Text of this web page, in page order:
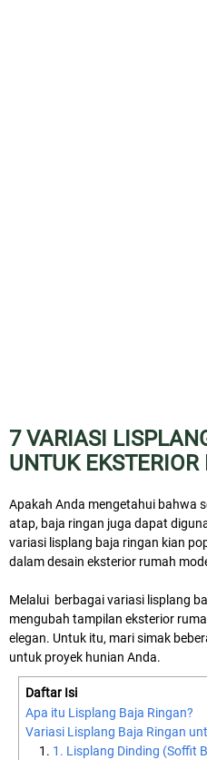
7 VARIASI
UNTUK EKSTERIOR
Apakah Anda mengetahui bahwa
atap, baja ringan juga dapat
variasi lisplang baja ringan kian
dalam desain eksterior rumah
Melalui berbagai variasi lisplang
mengubah tampilan eksterior
elegan. Untuk itu, mari simak
untuk proyek hunian Anda.
Daftar Isi
Apa itu Lisplang Baja Ringan?
Variasi Lisplang Baja Ringan
1. Lisplang Dinding (Soffit